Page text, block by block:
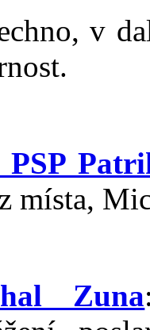
v
PSP
místa,
Zuna